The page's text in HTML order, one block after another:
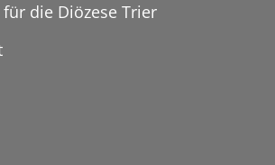
die Diözese Trier